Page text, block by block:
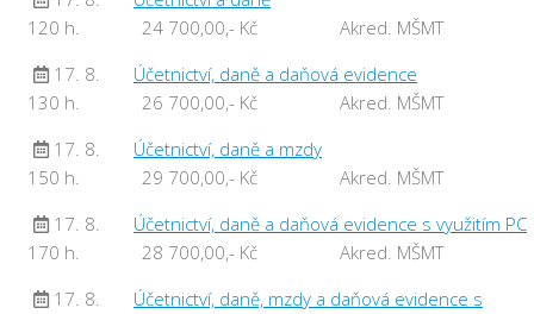
120 h.
24 700,00,- Kč
Akred. MŠMT
17. 8.
Účetnictví, daně a daňová evidence
130 h.
26 700,00,- Kč
Akred. MŠMT
17. 8.
Účetnictví, daně a mzdy
150 h.
29 700,00,- Kč
Akred. MŠMT
17. 8.
Účetnictví, daně a daňová evidence s využitím PC
170 h.
28 700,00,- Kč
Akred. MŠMT
17. 8.
Účetnictví, daně, mzdy a daňová evidence s